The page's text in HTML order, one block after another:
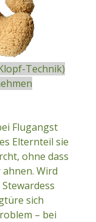
Technik)
Flugangst
Elternteil sie
ohne dass
Wird
sich
– bei